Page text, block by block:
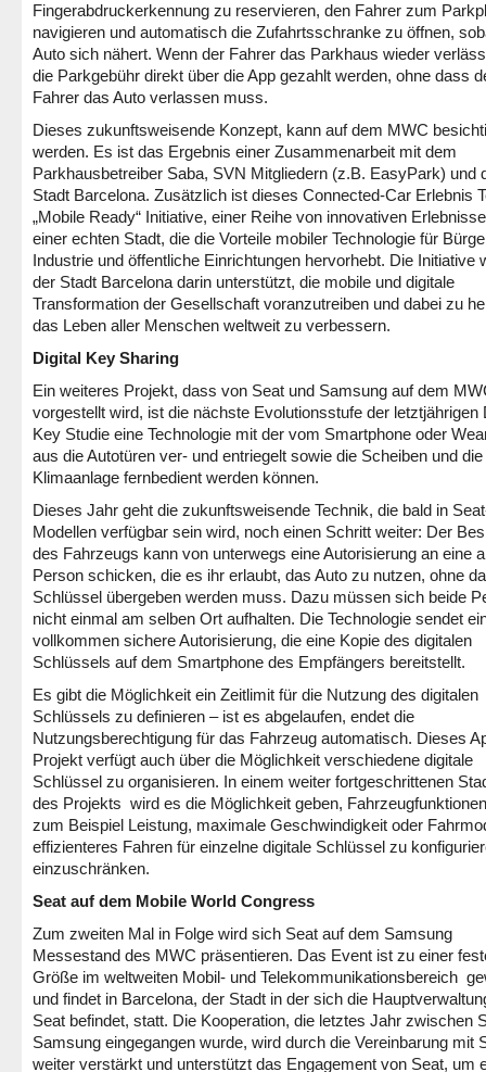
Fingerabdruckerkennung zu reservieren, den Fahrer zum
navigieren und automatisch die Zufahrtsschranke zu öffnen,
Auto sich nähert. Wenn der Fahrer das Parkhaus wieder
die Parkgebühr direkt über die App gezahlt werden, ohne dass
Fahrer das Auto verlassen muss.
Dieses zukunftsweisende Konzept, kann auf dem MWC
werden. Es ist das Ergebnis einer Zusammenarbeit mit dem
Parkhausbetreiber Saba, SVN Mitgliedern (z.B. EasyPark) und
Stadt Barcelona. Zusätzlich ist dieses Connected-Car Erlebnis
„Mobile Ready“ Initiative, einer Reihe von innovativen
einer echten Stadt, die die Vorteile mobiler Technologie für
Industrie und öffentliche Einrichtungen hervorhebt. Die Initiative
der Stadt Barcelona darin unterstützt, die mobile und digitale
Transformation der Gesellschaft voranzutreiben und dabei zu
das Leben aller Menschen weltweit zu verbessern.
Digital Key Sharing
Ein weiteres Projekt, dass von Seat und Samsung auf dem
vorgestellt wird, ist die nächste Evolutionsstufe der letztjährigen
Key Studie eine Technologie mit der vom Smartphone oder
aus die Autotüren ver- und entriegelt sowie die Scheiben und die
Klimaanlage fernbedient werden können.
Dieses Jahr geht die zukunftsweisende Technik, die bald in
Modellen verfügbar sein wird, noch einen Schritt weiter: Der
des Fahrzeugs kann von unterwegs eine Autorisierung an eine
Person schicken, die es ihr erlaubt, das Auto zu nutzen, ohne
Schlüssel übergeben werden muss. Dazu müssen sich beide
nicht einmal am selben Ort aufhalten. Die Technologie sendet
vollkommen sichere Autorisierung, die eine Kopie des digitalen
Schlüssels auf dem Smartphone des Empfängers bereitstellt.
Es gibt die Möglichkeit ein Zeitlimit für die Nutzung des digitalen
Schlüssels zu definieren – ist es abgelaufen, endet die
Nutzungsberechtigung für das Fahrzeug automatisch. Dieses
Projekt verfügt auch über die Möglichkeit verschiedene digitale
Schlüssel zu organisieren. In einem weiter fortgeschrittenen
des Projekts wird es die Möglichkeit geben,
zum Beispiel Leistung, maximale Geschwindigkeit oder
effizienteres Fahren für einzelne digitale Schlüssel zu
einzuschränken.
Seat auf dem Mobile World Congress
Zum zweiten Mal in Folge wird sich Seat auf dem Samsung
Messestand des MWC präsentieren. Das Event ist zu einer
Größe im weltweiten Mobil- und Telekommunikationsbereich
und findet in Barcelona, der Stadt in der sich die
Seat befindet, statt. Die Kooperation, die letztes Jahr zwischen
Samsung eingegangen wurde, wird durch die Vereinbarung mit
weiter verstärkt und unterstützt das Engagement von Seat, um